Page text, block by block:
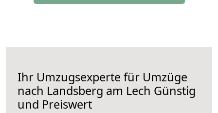
Ihr Umzugsexperte für Umzüge
nach Landsberg am Lech Günstig
und Preiswert